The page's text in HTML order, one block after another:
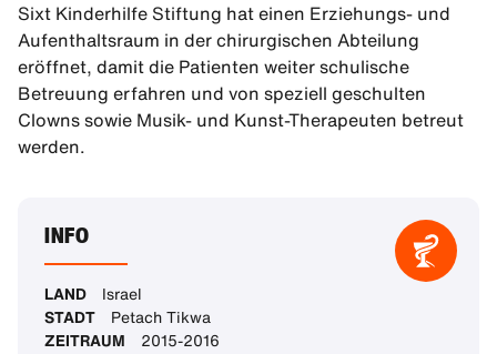
Sixt Kinderhilfe Stiftung hat einen Erziehungs- und
Aufenthaltsraum in der chirurgischen Abteilung
eröffnet, damit die Patienten weiter schulische
Betreuung erfahren und von speziell geschulten
Clowns sowie Musik- und Kunst-Therapeuten betreut
werden.
INFO
LAND Israel
STADT Petach Tikwa
ZEITRAUM 2015-2016